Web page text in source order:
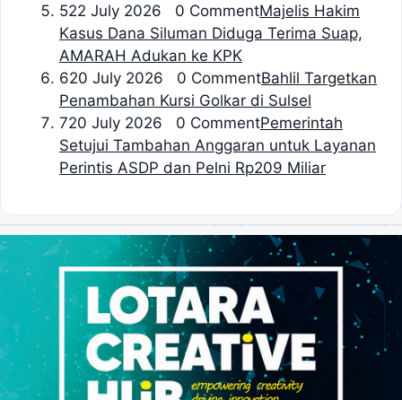
522 July 2026 0 CommentMajelis Hakim
Kasus Dana Siluman Diduga Terima Suap,
AMARAH Adukan ke KPK
620 July 2026 0 CommentBahlil Targetkan
Penambahan Kursi Golkar di Sulsel
720 July 2026 0 CommentPemerintah
Setujui Tambahan Anggaran untuk Layanan
Perintis ASDP dan Pelni Rp209 Miliar